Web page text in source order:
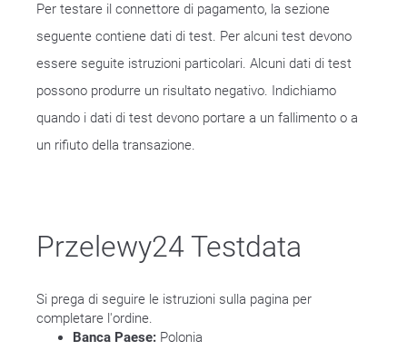
Per testare il connettore di pagamento, la sezione
seguente contiene dati di test. Per alcuni test devono
essere seguite istruzioni particolari. Alcuni dati di test
possono produrre un risultato negativo. Indichiamo
quando i dati di test devono portare a un fallimento o a
un rifiuto della transazione.
Przelewy24 Testdata
Si prega di seguire le istruzioni sulla pagina per
completare l'ordine.
Banca Paese: Polonia